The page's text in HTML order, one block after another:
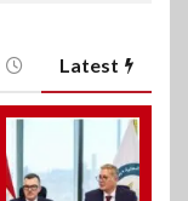
6
Latest